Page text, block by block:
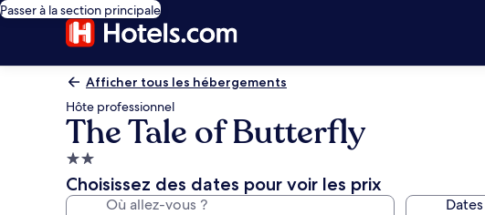
Passer à la section principale
Afficher tous les hébergements
Hôte professionnel
The Tale of Butterfly
Hébergement
2.0 étoiles
Choisissez des dates pour voir les prix
Où allez-vous ? Dates